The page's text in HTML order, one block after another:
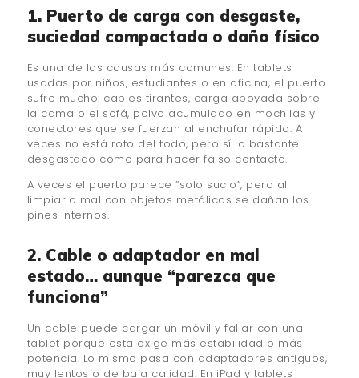
1. Puerto de carga con desgaste,
suciedad compactada o daño físico
Es una de las causas más comunes. En tablets
usadas por niños, estudiantes o en oficina, el puerto
sufre mucho: cables tirantes, carga apoyada sobre
la cama o el sofá, polvo acumulado en mochilas y
conectores que se fuerzan al enchufar rápido. A
veces no está roto del todo, pero sí lo bastante
desgastado como para hacer falso contacto.
A veces el puerto parece “solo sucio”, pero al
limpiarlo mal con objetos metálicos se dañan los
pines internos.
2. Cable o adaptador en mal
estado… aunque “parezca que
funciona”
Un cable puede cargar un móvil y fallar con una
tablet porque esta exige más estabilidad o más
potencia. Lo mismo pasa con adaptadores antiguos,
muy lentos o de baja calidad. En iPad y tablets